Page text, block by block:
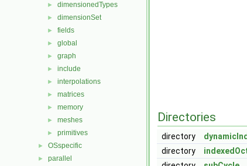
► dimensionedTypes
► dimensionSet
► fields
► global
► graph
► include
► interpolations
► matrices
► memory
► meshes
► primitives
► OSspecific
► parallel
Directories
directory
directory